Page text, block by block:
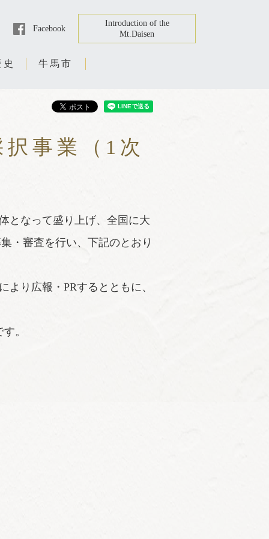
Facebook
Introduction of the
Mt.Daisen
牛馬市
事業（1次
となって盛り上げ、全国に大
・審査を行い、下記のとおり
り広報・PRするとともに、
。